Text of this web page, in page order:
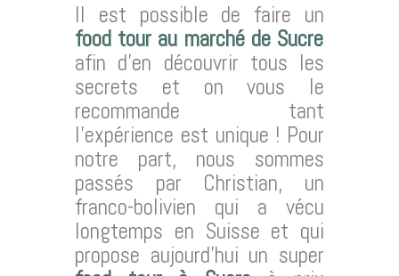
Il est possible de faire un
food tour au marché de Sucre
afin d’en découvrir tous les
secrets et on vous le
recommande tant
l’expérience est unique ! Pour
notre part, nous sommes
passés par Christian, un
franco-bolivien qui a vécu
longtemps en Suisse et qui
propose aujourd’hui un super